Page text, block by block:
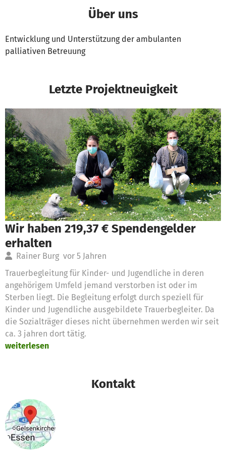
Über uns
Entwicklung und Unterstützung der ambulanten
palliativen Betreuung
Letzte Projektneuigkeit
Wir haben 219,37 € Spendengelder
erhalten
Rainer Burg vor 5 Jahren
Trauerbegleitung für Kinder- und Jugendliche in deren
angehörigem Umfeld jemand verstorben ist oder im
Sterben liegt. Die Begleitung erfolgt durch speziell für
Kinder und Jugendliche ausgebildete Trauerbegleiter. Da
die Sozialträger dieses nicht übernehmen werden wir seit
ca. 3 jahren dort tätig.
weiterlesen
Kontakt